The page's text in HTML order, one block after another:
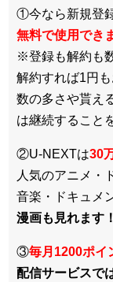
①今なら新規登
無料で使用でき
※登録も解約も
解約すれば1円
数の多さや貰え
は継続すること
②U-NEXTは30
人気のアニメ・
音楽・ドキュメ
漫画も見れます！
③毎月1200ポイ
配信サービスで